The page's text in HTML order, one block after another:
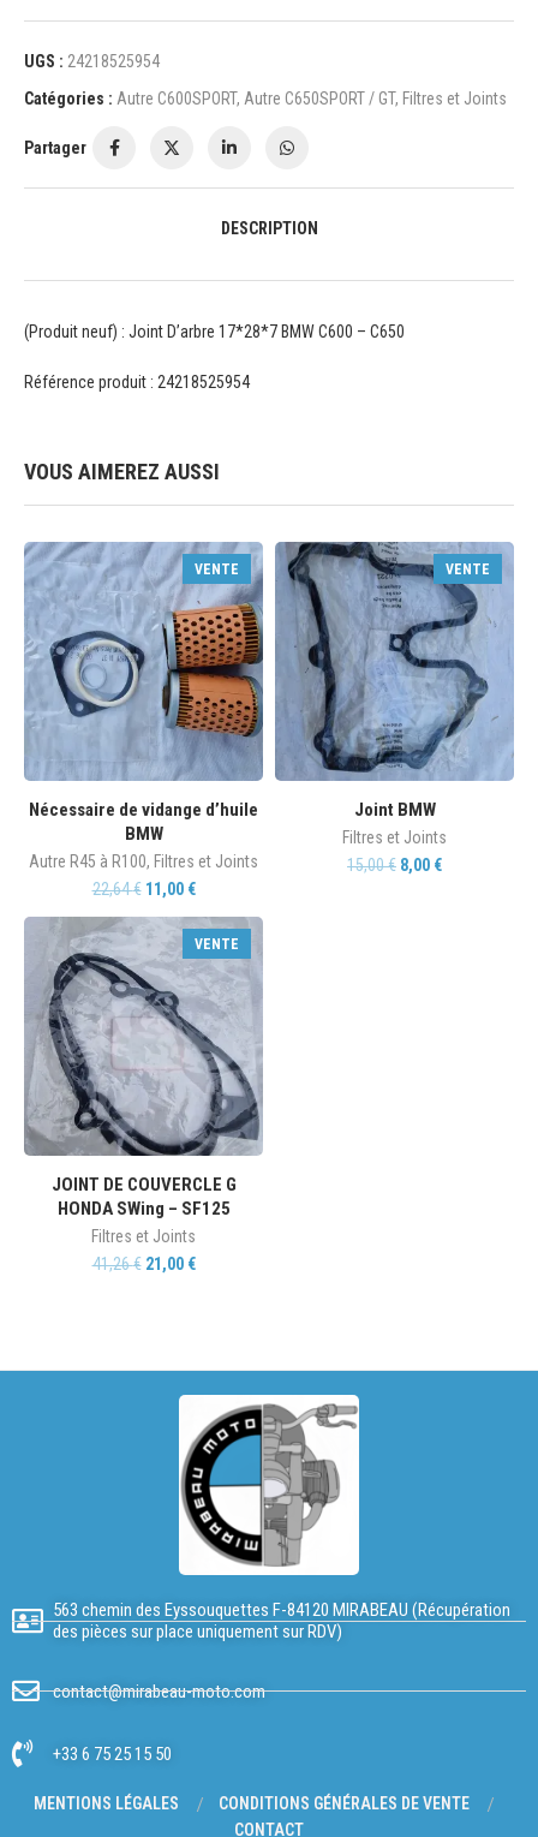
UGS : 24218525954
Catégories : Autre C600SPORT, Autre C650SPORT / GT, Filtres et Joints
Partager
DESCRIPTION
(Produit neuf) : Joint D’arbre 17*28*7 BMW C600 – C650
Référence produit : 24218525954
VOUS AIMEREZ AUSSI
VENTE
Nécessaire de vidange d’huile
BMW
Autre R45 à R100, Filtres et Joints
22,64€ 11,00 €
VENTE
Joint BMW
Filtres et Joints
15,00€ 8,00 €
VENTE
JOINT DE COUVERCLE G
HONDA SWing – SF125
Filtres et Joints
41,26€ 21,00 €
563 chemin des Eyssouquettes F-84120 MIRABEAU (Récupération
des pièces sur place uniquement sur RDV)
contact@mirabeau-moto.com
+33 6 75 25 15 50
MENTIONS LÉGALES
CONDITIONS GÉNÉRALES DE VENTE
CONTACT